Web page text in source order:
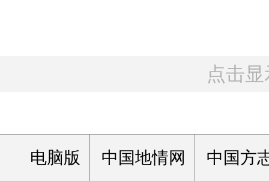
点击
电脑版 中国地情网 中国方